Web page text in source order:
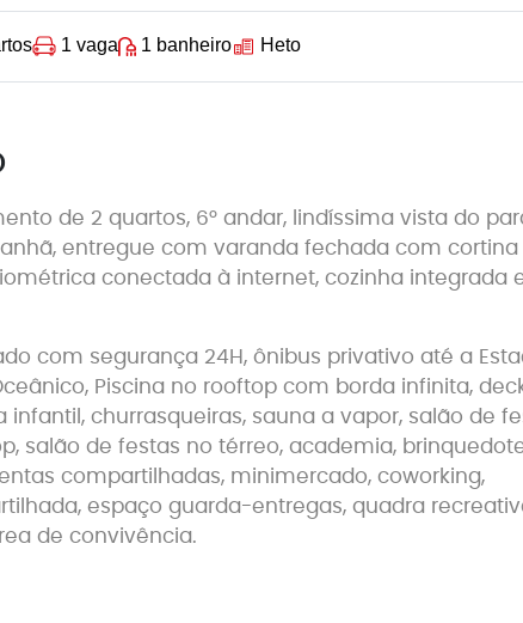
1 vaga 1 banheiro Heto
de 2 quartos, 6° andar, lindíssima vista do
entregue com varanda fechada com cortina
conectada à internet, cozinha integrada
com segurança 24H, ônibus privativo até a
Piscina no rooftop com borda infinita,
infantil, churrasqueiras, sauna a vapor, salão de
salão de festas no térreo, academia,
compartilhadas, minimercado, coworking,
espaço guarda-entregas, quadra
de convivência.